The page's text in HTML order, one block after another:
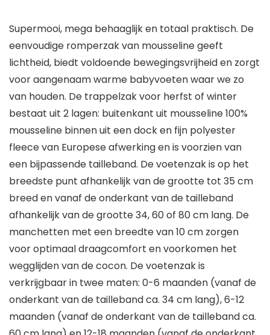
Supermooi, mega behaaglijk en totaal praktisch. De
eenvoudige romperzak van mousseline geeft
lichtheid, biedt voldoende bewegingsvrijheid en zorgt
voor aangenaam warme babyvoeten waar we zo
van houden. De trappelzak voor herfst of winter
bestaat uit 2 lagen: buitenkant uit mousseline 100%
mousseline binnen uit een dock en fijn polyester
fleece van Europese afwerking en is voorzien van
een bijpassende tailleband. De voetenzak is op het
breedste punt afhankelijk van de grootte tot 35 cm
breed en vanaf de onderkant van de tailleband
afhankelijk van de grootte 34, 60 of 80 cm lang. De
manchetten met een breedte van 10 cm zorgen
voor optimaal draagcomfort en voorkomen het
wegglijden van de cocon. De voetenzak is
verkrijgbaar in twee maten: 0-6 maanden (vanaf de
onderkant van de tailleband ca. 34 cm lang), 6-12
maanden (vanaf de onderkant van de tailleband ca.